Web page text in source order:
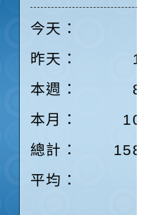
今天：
昨天：
本週：
本月：
總計：
平均：